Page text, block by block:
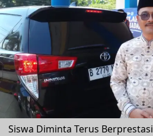
Siswa Diminta Terus Berprestasi